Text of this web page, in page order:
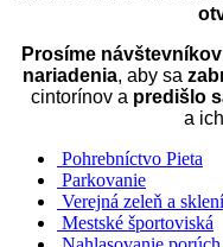
Prosíme návštevníkov
nariadenia, aby sa
cintorínov a predišlo
a
Pohrebníctvo Pieta
Parkovanie
Verejná zeleň a
Mestské športoviská